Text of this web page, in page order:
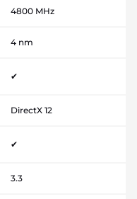
4800 MHz
4 nm
✔
DirectX 12
✔
3.3